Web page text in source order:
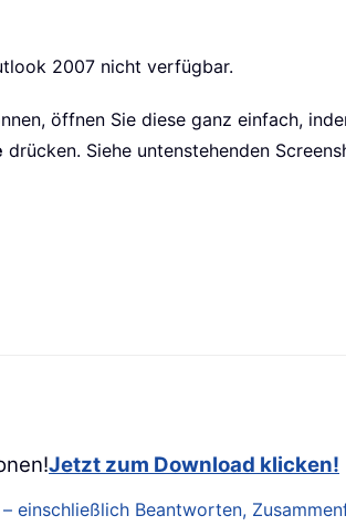
2007 nicht verfügbar.
öffnen Sie diese ganz einfach,
drücken. Siehe untenstehenden
Jetzt zum Download klicken!
Beantworten,